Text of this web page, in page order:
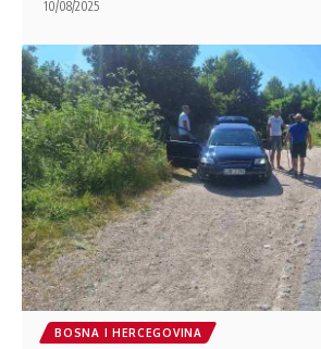
10/08/2025
BOSNA I HERCEGOVINA